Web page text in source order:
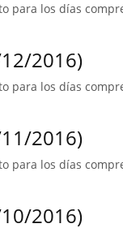
para los días
2016)
para los días
2016)
para los días
2016)